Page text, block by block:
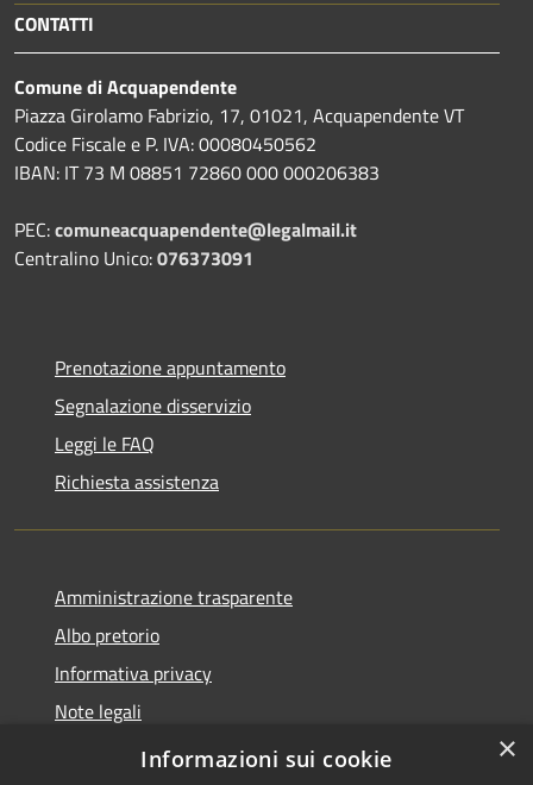
CONTATTI
Comune di Acquapendente
Piazza Girolamo Fabrizio, 17, 01021, Acquapendente VT
Codice Fiscale e P. IVA: 00080450562
IBAN: IT 73 M 08851 72860 000 000206383
PEC:comuneacquapendente@legalmail.it
Centralino Unico:076373091
Prenotazione appuntamento
Segnalazione disservizio
Leggi le FAQ
Richiesta assistenza
Amministrazione trasparente
Albo pretorio
Informativa privacy
Note legali
Dichiarazione di accessibilità
×
Informazioni sui cookie